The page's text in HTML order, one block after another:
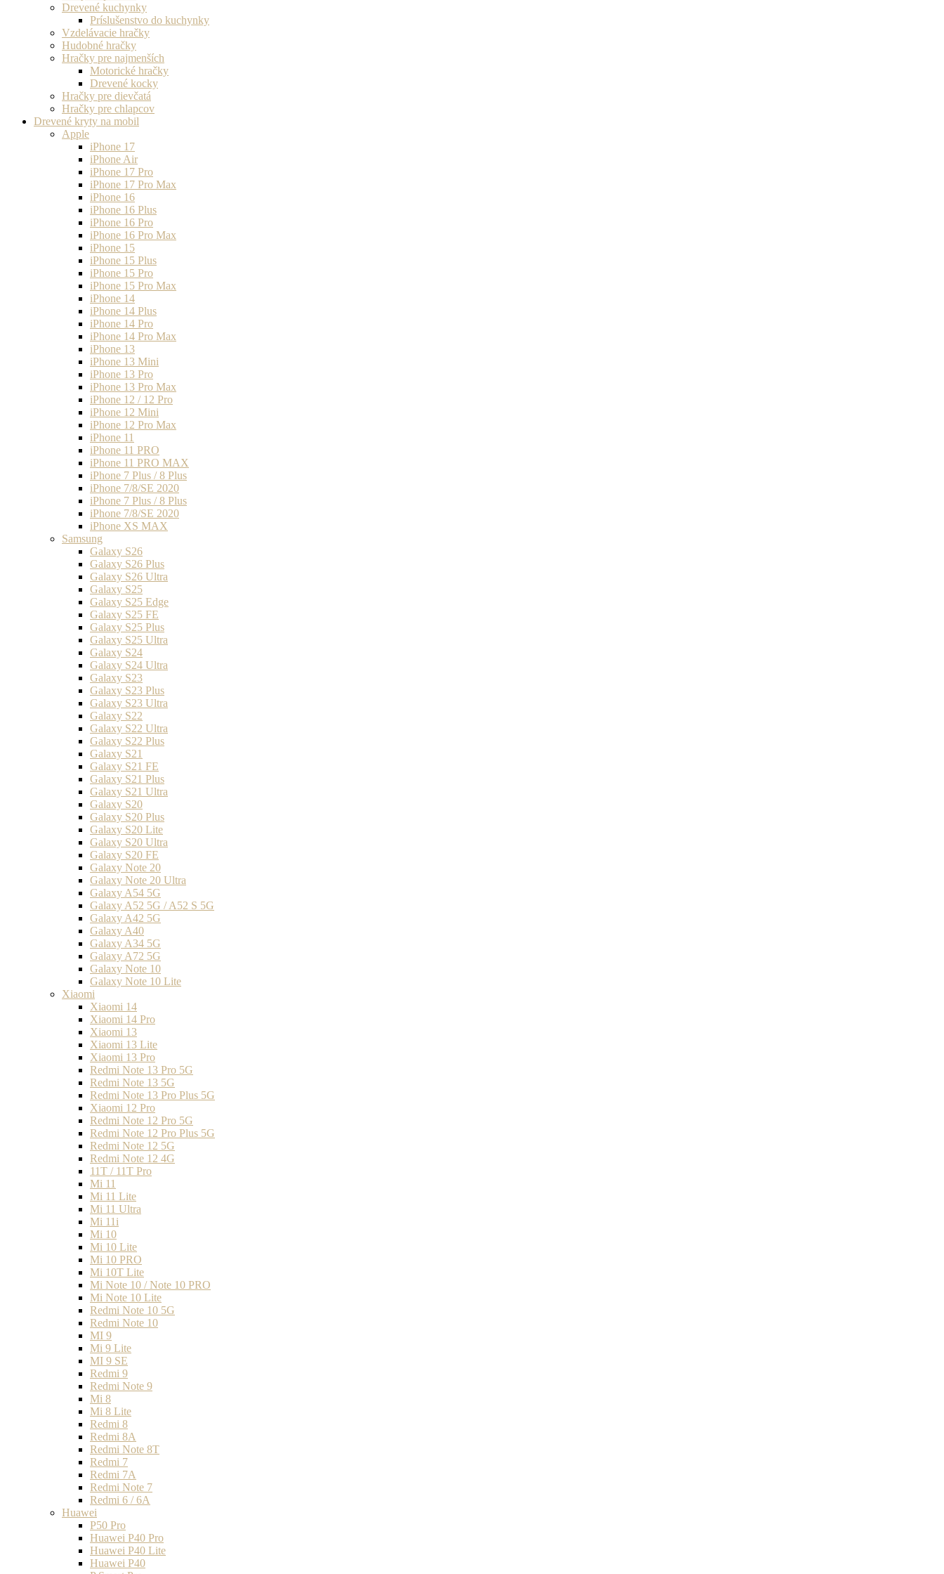
Drevené kuchynky
Príslušenstvo do kuchynky
Vzdelávacie hračky
Hudobné hračky
Hračky pre najmenších
Motorické hračky
Drevené kocky
Hračky pre dievčatá
Hračky pre chlapcov
Drevené kryty na mobil
Apple
iPhone 17
iPhone Air
iPhone 17 Pro
iPhone 17 Pro Max
iPhone 16
iPhone 16 Plus
iPhone 16 Pro
iPhone 16 Pro Max
iPhone 15
iPhone 15 Plus
iPhone 15 Pro
iPhone 15 Pro Max
iPhone 14
iPhone 14 Plus
iPhone 14 Pro
iPhone 14 Pro Max
iPhone 13
iPhone 13 Mini
iPhone 13 Pro
iPhone 13 Pro Max
iPhone 12 / 12 Pro
iPhone 12 Mini
iPhone 12 Pro Max
iPhone 11
iPhone 11 PRO
iPhone 11 PRO MAX
iPhone 7 Plus / 8 Plus
iPhone 7/8/SE 2020
iPhone 7 Plus / 8 Plus
iPhone 7/8/SE 2020
iPhone XS MAX
Samsung
Galaxy S26
Galaxy S26 Plus
Galaxy S26 Ultra
Galaxy S25
Galaxy S25 Edge
Galaxy S25 FE
Galaxy S25 Plus
Galaxy S25 Ultra
Galaxy S24
Galaxy S24 Ultra
Galaxy S23
Galaxy S23 Plus
Galaxy S23 Ultra
Galaxy S22
Galaxy S22 Ultra
Galaxy S22 Plus
Galaxy S21
Galaxy S21 FE
Galaxy S21 Plus
Galaxy S21 Ultra
Galaxy S20
Galaxy S20 Plus
Galaxy S20 Lite
Galaxy S20 Ultra
Galaxy S20 FE
Galaxy Note 20
Galaxy Note 20 Ultra
Galaxy A54 5G
Galaxy A52 5G / A52 S 5G
Galaxy A42 5G
Galaxy A40
Galaxy A34 5G
Galaxy A72 5G
Galaxy Note 10
Galaxy Note 10 Lite
Xiaomi
Xiaomi 14
Xiaomi 14 Pro
Xiaomi 13
Xiaomi 13 Lite
Xiaomi 13 Pro
Redmi Note 13 Pro 5G
Redmi Note 13 5G
Redmi Note 13 Pro Plus 5G
Xiaomi 12 Pro
Redmi Note 12 Pro 5G
Redmi Note 12 Pro Plus 5G
Redmi Note 12 5G
Redmi Note 12 4G
11T / 11T Pro
Mi 11
Mi 11 Lite
Mi 11 Ultra
Mi 11i
Mi 10
Mi 10 Lite
Mi 10 PRO
Mi 10T Lite
Mi Note 10 / Note 10 PRO
Mi Note 10 Lite
Redmi Note 10 5G
Redmi Note 10
MI 9
Mi 9 Lite
MI 9 SE
Redmi 9
Redmi Note 9
Mi 8
Mi 8 Lite
Redmi 8
Redmi 8A
Redmi Note 8T
Redmi 7
Redmi 7A
Redmi Note 7
Redmi 6 / 6A
Huawei
P50 Pro
Huawei P40 Pro
Huawei P40 Lite
Huawei P40